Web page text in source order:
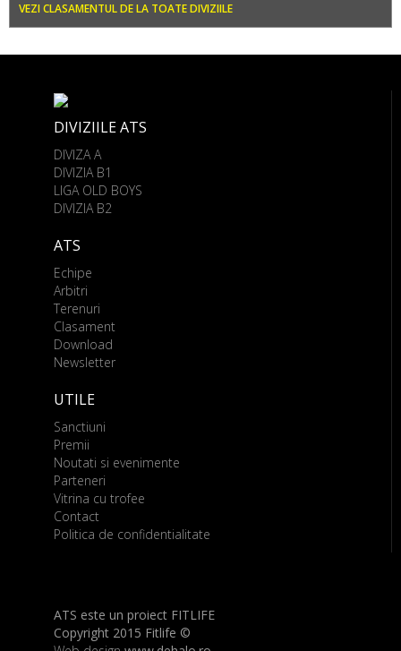
VEZI CLASAMENTUL DE LA TOATE DIVIZIILE
DIVIZIILE ATS
DIVIZA A
DIVIZIA B1
LIGA OLD BOYS
DIVIZIA B2
ATS
Echipe
Arbitri
Terenuri
Clasament
Download
Newsletter
UTILE
Sanctiuni
Premii
Noutati si evenimente
Parteneri
Vitrina cu trofee
Contact
Politica de confidentialitate
ATS este un proiect FITLIFE
Copyright 2015 Fitlife ©